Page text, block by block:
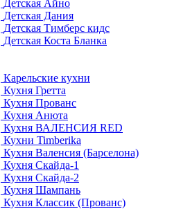
Детская Айно
Детская Дания
Детская Тимберс кидс
Детская Коста Бланка
Карельские кухни
Кухня Гретта
Кухня Прованс
Кухня Анюта
Кухня ВАЛЕНСИЯ RED
Кухни Timberika
Кухня Валенсия (Барселона)
Кухня Скайда-1
Кухня Скайда-2
Кухня Шампань
Кухня Классик (Прованс)